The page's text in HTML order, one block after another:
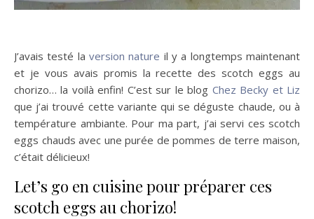
J’avais testé la version nature il y a longtemps maintenant
et je vous avais promis la recette des scotch eggs au
chorizo… la voilà enfin! C’est sur le blog Chez Becky et Liz
que j’ai trouvé cette variante qui se déguste chaude, ou à
température ambiante. Pour ma part, j’ai servi ces scotch
eggs chauds avec une purée de pommes de terre maison,
c’était délicieux!
Let’s go en cuisine pour préparer ces
scotch eggs au chorizo!